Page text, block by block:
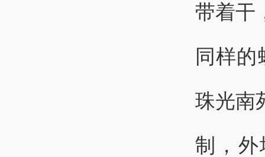
带着干
同样
珠光南
制，外